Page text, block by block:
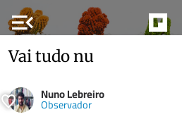
menu_open
Vai tudo nu
Nuno Lebreiro
Observador